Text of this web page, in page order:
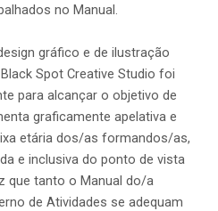
no Manual.
gráfico e de ilustração
Spot Creative Studio foi
para alcançar o objetivo de
graficamente apelativa e
etária dos/as formandos/as,
e inclusiva do ponto de vista
que tanto o Manual do/a
de Atividades se adequam